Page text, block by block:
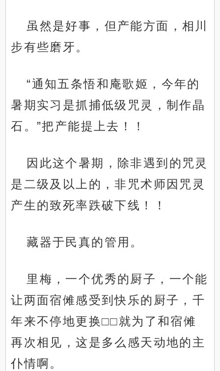
虽然是好事，但产能方面，相川
步有些磨牙。
“通知五条悟和庵歌姬，今年的
暑期实习是抓捕低级咒灵，制作晶
石。”把产能提上去！！
因此这个暑期，除非遇到的咒灵
是二级及以上的，非咒术师因咒灵
产生的致死率跌破下线！！
藏器于民真的管用。
里梅，一个优秀的厨子，一个能
让两面宿傩感受到快乐的厨子，千
年来不停地更换□□就为了和宿傩
再次相见，这是多么感天动地的主
仆情啊。